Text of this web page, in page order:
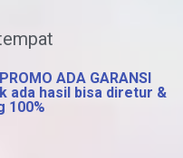
ADA GARANSI
ada hasil bisa diretur &
100%